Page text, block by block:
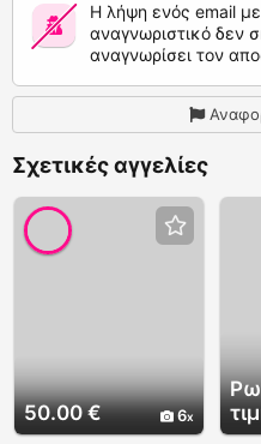
Η λήψη ενός email
αναγνωριστικό δεν
αναγνωρίσει τον
Σχετικές αγγελίες
50.00 € 6